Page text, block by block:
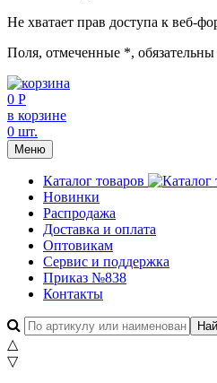
Не хватает прав доступа к веб-
Поля, отмеченные *,
0 Р
в корзине
0 шт.
Меню
Каталог товаров
Новинки
Распродажа
Доставка и оплата
Оптовикам
Сервис и поддержка
Приказ №838
Контакты
△
▽